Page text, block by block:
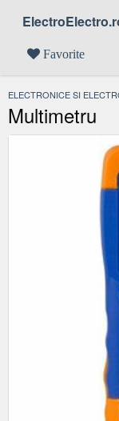
Favorite
ELECTRONICE SI
Multimetru